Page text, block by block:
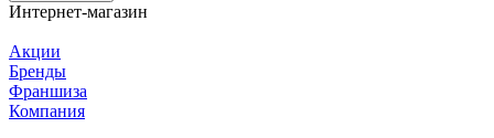
Интернет-магазин
Акции
Бренды
Франшиза
Компания